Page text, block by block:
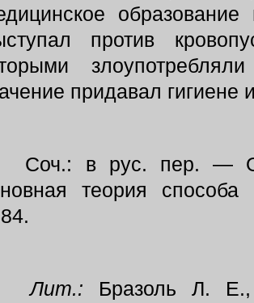
против
придавал гигиене
Соч.: в рус. пер. —
теория способа
Лит.: Бразоль Л.